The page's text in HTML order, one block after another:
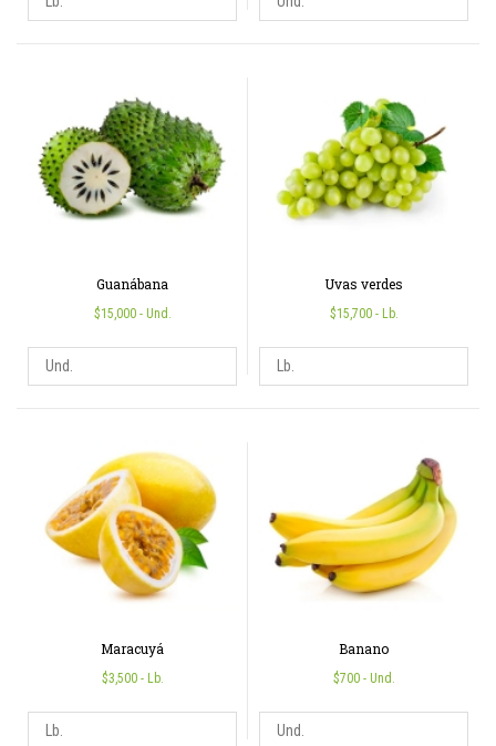
Guanábana
$15,000 - Und.
Uvas verdes
$15,700 - Lb.
Maracuyá
$3,500 - Lb.
Banano
$700 - Und.